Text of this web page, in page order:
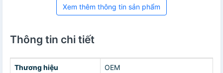
Xem thêm thông tin sản phẩm
Thông tin chi tiết
Thương hiệu OEM